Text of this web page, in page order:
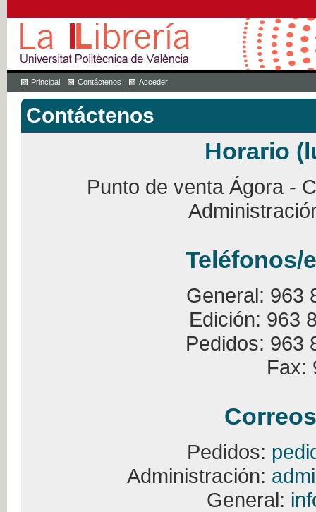
Principal Contáctenos Acceder
Contáctenos
Horario
Punto de venta Ágora -
Teléfonos/
General: 963
Edición: 963
Pedidos: 963
Fax:
Pedidos:
Administración:
General: